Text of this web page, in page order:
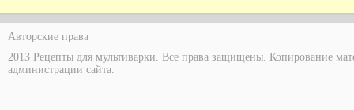
Авторские права
2013 Рецепты для мультиварки. Все права защищены. Копирование
администрации сайта.